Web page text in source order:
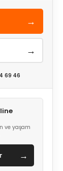
→
→
69 46
ve yaşam
→